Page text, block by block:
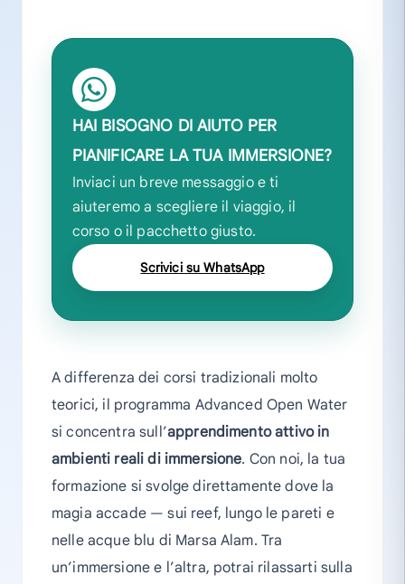
HAI BISOGNO DI AIUTO PER
PIANIFICARE LA TUA IMMERSIONE?
Inviaci un breve messaggio e ti
aiuteremo a scegliere il viaggio, il
corso o il pacchetto giusto.
Scrivici su WhatsApp
A differenza dei corsi tradizionali molto
teorici, il programma Advanced Open Water
si concentra sull’apprendimento attivo in
ambienti reali di immersione. Con noi, la tua
formazione si svolge direttamente dove la
magia accade — sui reef, lungo le pareti e
nelle acque blu di Marsa Alam. Tra
un’immersione e l’altra, potrai rilassarti sulla